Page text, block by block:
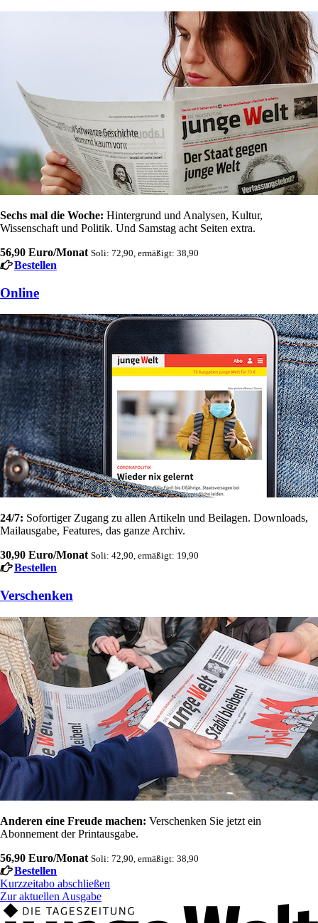
Sechs mal die Woche: Hintergrund und Analysen, Kultur,
Wissenschaft und Politik. Und Samstag acht Seiten extra.
56,90 Euro/Monat Soli: 72,90, ermäßigt: 38,90
Bestellen
Online
24/7: Sofortiger Zugang zu allen Artikeln und Beilagen. Downloads,
Mailausgabe, Features, das ganze Archiv.
30,90 Euro/Monat Soli: 42,90, ermäßigt: 19,90
Bestellen
Verschenken
Anderen eine Freude machen: Verschenken Sie jetzt ein
Abonnement der Printausgabe.
56,90 Euro/Monat Soli: 72,90, ermäßigt: 38,90
Bestellen
Kurzzeitabo abschließen
Zur aktuellen Ausgabe